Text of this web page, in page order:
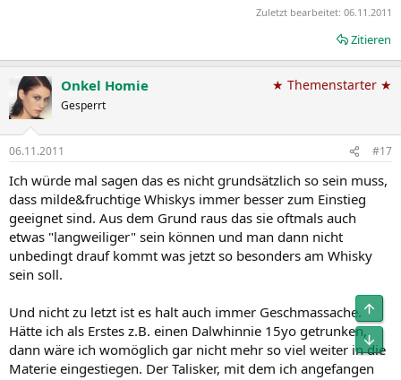
Zuletzt bearbeitet: 06.11.2011
Zitieren
Onkel Homie
Gesperrt
★ Themenstarter ★
06.11.2011 #17
Ich würde mal sagen das es nicht grundsätzlich so sein muss,
dass milde&fruchtige Whiskys immer besser zum Einstieg
geeignet sind. Aus dem Grund raus das sie oftmals auch
etwas "langweiliger" sein können und man dann nicht
unbedingt drauf kommt was jetzt so besonders am Whisky
sein soll.
Und nicht zu letzt ist es halt auch immer Geschmassache.
Hätte ich als Erstes z.B. einen Dalwhinnie 15yo getrunken,
dann wäre ich womöglich gar nicht mehr so viel weiter in die
Materie eingestiegen. Der Talisker, mit dem ich angefangen